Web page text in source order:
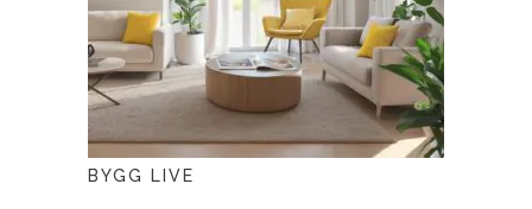
BYGG LIVE